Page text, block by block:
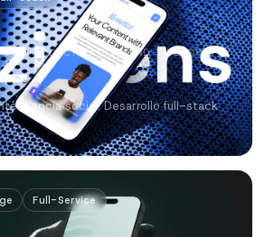
→ PRODUCTO → BACKEND → DEVOPS
social. Desarrollo full-stack
Full-Service